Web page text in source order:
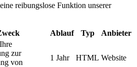
reibungslose Funktion unserer
Ablauf Typ Anbieter
zur
von
1 Jahr HTML Website